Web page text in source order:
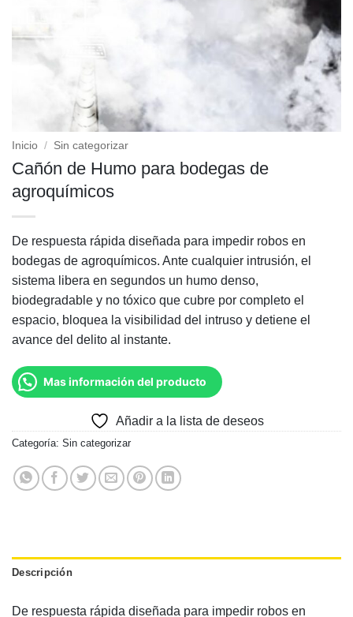
Inicio / Sin categorizar
Cañón de Humo para bodegas de
agroquímicos
De respuesta rápida diseñada para impedir robos en
bodegas de agroquímicos. Ante cualquier intrusión, el
sistema libera en segundos un humo denso,
biodegradable y no tóxico que cubre por completo el
espacio, bloquea la visibilidad del intruso y detiene el
avance del delito al instante.
Mas información del producto
Añadir a la lista de deseos
Categoría: Sin categorizar
Descripción
De respuesta rápida diseñada para impedir robos en